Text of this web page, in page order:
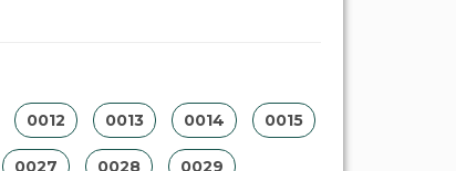
0012 0013 0014 0015
0027 0028 0029